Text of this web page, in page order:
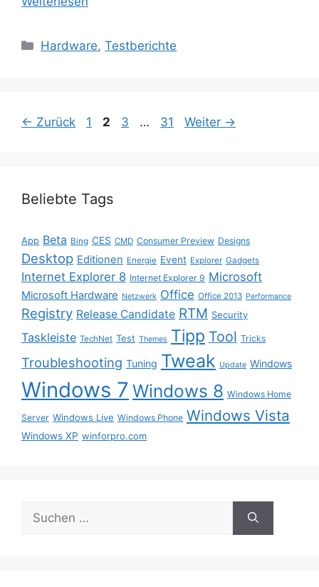
Kategorien
Hardware,Testberichte
← Zurück Seite
1 Seite
2 Seite
3 … Seite
31 Weiter →
Beliebte Tags
App Beta Bing CES CMD Consumer Preview Designs
Desktop Editionen Energie Event Explorer Gadgets
Internet Explorer 8 Internet Explorer 9 Microsoft
Microsoft Hardware Netzwerk Office Office 2013 Performance
Registry Release Candidate RTM Security
Taskleiste TechNet Test Themes Tipp Tool Tricks
Troubleshooting Tuning Tweak Update Windows
Windows 7 Windows 8 Windows Home
Server Windows Live Windows Phone Windows Vista
Windows XP winforpro.com
Suche
nach: